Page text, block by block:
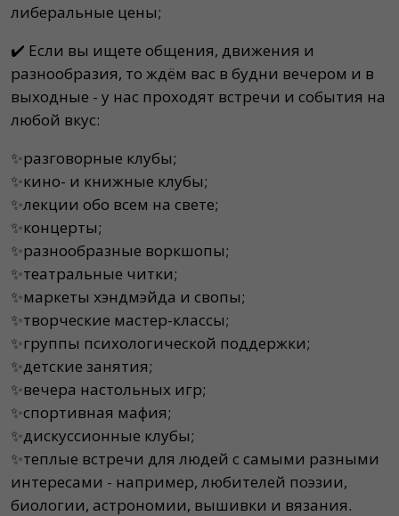
либеральные цены;
✔️ Если вы ищете общения, движения и
разнообразия, то ждём вас в будни вечером и в
выходные - у нас проходят встречи и события на
любой вкус:
✨разговорные клубы;
✨кино- и книжные клубы;
✨лекции обо всем на свете;
✨концерты;
✨разнообразные воркшопы;
✨театральные читки;
✨маркеты хэндмэйда и свопы;
✨творческие мастер-классы;
✨группы психологической поддержки;
✨детские занятия;
✨вечера настольных игр;
✨спортивная мафия;
✨дискуссионные клубы;
✨теплые встречи для людей с самыми разными
интересами - например, любителей поэзии,
биологии, астрономии, вышивки и вязания.